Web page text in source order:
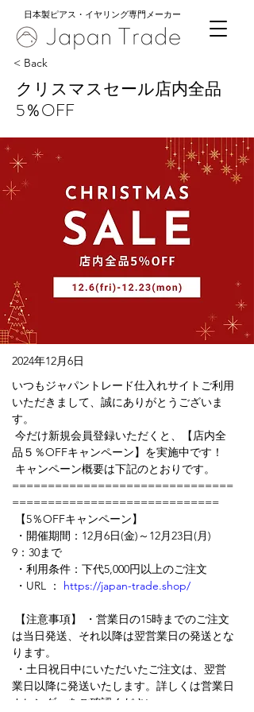
日本製ピアス・イヤリング専門メーカー
< Back
クリスマスセール店内全品
5％OFF
2024年12月6日
いつもジャパントレード仕入れサイトご利用
いただきまして、誠にありがとうございま
す。
品５％OFFキャンペーン】を実施中です！
キャンペーン概要は下記のとおりです。
===============================
=============================
【5％OFFキャンペーン】
9：30まで
・利用条件：下代5,000円以上のご注文
・URL ： https://japan-trade.shop/
は当日発送、それ以降は翌営業日の発送とな
ります。
業日以降に発送いたします。詳しくは営業日
カレンダーをご確認ください。